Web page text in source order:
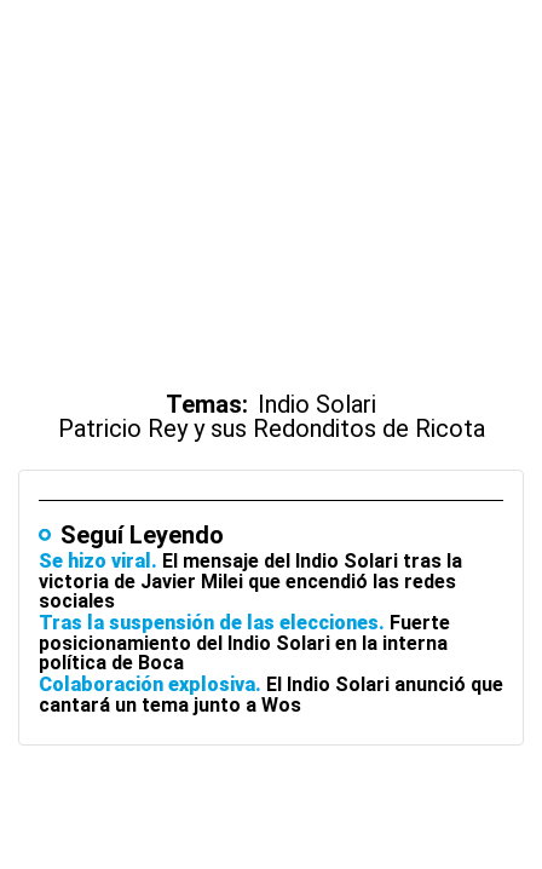
Temas: Indio Solari
Patricio Rey y sus Redonditos de Ricota
Seguí Leyendo
Se hizo viral
El mensaje del Indio Solari tras la
victoria de Javier Milei que encendió las redes
sociales
Tras la suspensión de las elecciones Fuerte
posicionamiento del Indio Solari en la interna
política de Boca
Colaboración explosiva El Indio Solari anunció que
cantará un tema junto a Wos